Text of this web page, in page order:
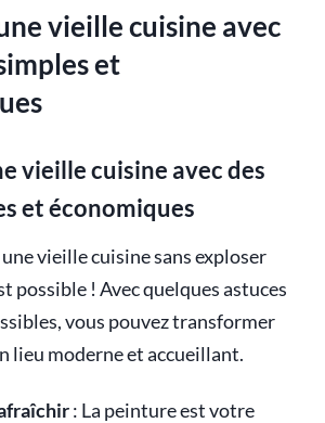
vieille cuisine avec
et
vieille cuisine avec des
et économiques
vieille cuisine sans exploser
possible ! Avec quelques astuces
vous pouvez transformer
lieu moderne et accueillant.
: La peinture est votre